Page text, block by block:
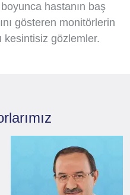
hastanın baş
gösteren monitörlerin
kesintisiz gözlemler.